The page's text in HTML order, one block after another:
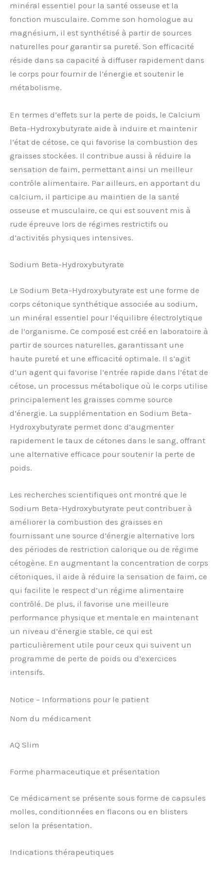
minéral essentiel pour la santé osseuse et la
fonction musculaire. Comme son homologue au
magnésium, il est synthétisé à partir de sources
naturelles pour garantir sa pureté. Son efficacité
réside dans sa capacité à diffuser rapidement dans
le corps pour fournir de l’énergie et soutenir le
métabolisme.
En termes d’effets sur la perte de poids, le Calcium
Beta-Hydroxybutyrate aide à induire et maintenir
l’état de cétose, ce qui favorise la combustion des
graisses stockées. Il contribue aussi à réduire la
sensation de faim, permettant ainsi un meilleur
contrôle alimentaire. Par ailleurs, en apportant du
calcium, il participe au maintien de la santé
osseuse et musculaire, ce qui est souvent mis à
rude épreuve lors de régimes restrictifs ou
d’activités physiques intensives.
Sodium Beta-Hydroxybutyrate
Le Sodium Beta-Hydroxybutyrate est une forme de
corps cétonique synthétique associée au sodium,
un minéral essentiel pour l’équilibre électrolytique
de l’organisme. Ce composé est créé en laboratoire à
partir de sources naturelles, garantissant une
haute pureté et une efficacité optimale. Il s’agit
d’un agent qui favorise l’entrée rapide dans l’état de
cétose, un processus métabolique où le corps utilise
principalement les graisses comme source
d’énergie. La supplémentation en Sodium Beta-
Hydroxybutyrate permet donc d’augmenter
rapidement le taux de cétones dans le sang, offrant
une alternative efficace pour soutenir la perte de
poids.
Les recherches scientifiques ont montré que le
Sodium Beta-Hydroxybutyrate peut contribuer à
améliorer la combustion des graisses en
fournissant une source d’énergie alternative lors
des périodes de restriction calorique ou de régime
cétogène. En augmentant la concentration de corps
cétoniques, il aide à réduire la sensation de faim, ce
qui facilite le respect d’un régime alimentaire
contrôlé. De plus, il favorise une meilleure
performance physique et mentale en maintenant
un niveau d’énergie stable, ce qui est
particulièrement utile pour ceux qui suivent un
programme de perte de poids ou d’exercices
intensifs.
Notice – Informations pour le patient
Nom du médicament
AQ Slim
Forme pharmaceutique et présentation
Ce médicament se présente sous forme de capsules
molles, conditionnées en flacons ou en blisters
selon la présentation.
Indications thérapeutiques